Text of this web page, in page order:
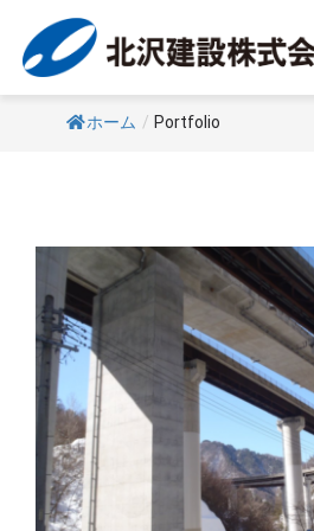
content
会社案内
特許技術
事業実績
採用情報
ホーム / Portfolio